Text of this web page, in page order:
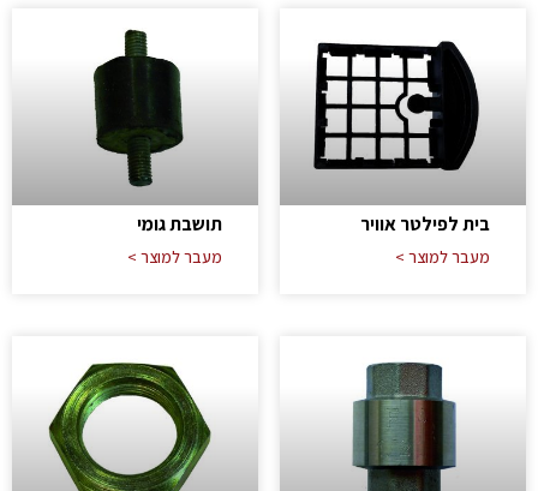
בית לפילטר אוויר
מעבר למוצר >
תושבת גומי
מעבר למוצר >